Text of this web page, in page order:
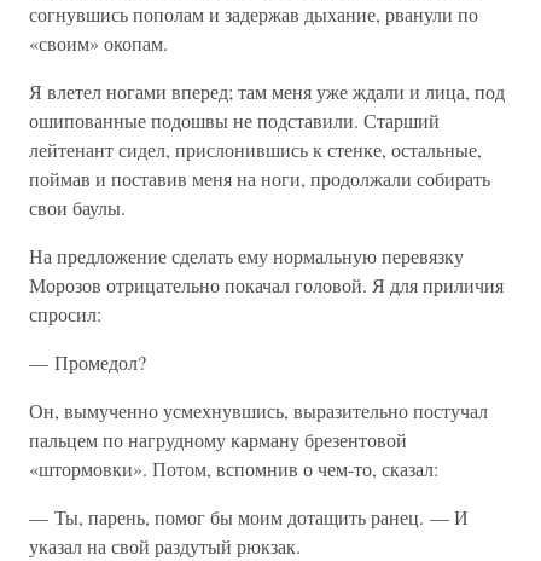
согнувшись пополам и задержав дыхание, рванули по
«своим» окопам.
Я влетел ногами вперед; там меня уже ждали и лица, под
ошипованные подошвы не подставили. Старший
лейтенант сидел, прислонившись к стенке, остальные,
поймав и поставив меня на ноги, продолжали собирать
свои баулы.
На предложение сделать ему нормальную перевязку
Морозов отрицательно покачал головой. Я для приличия
спросил:
— Промедол?
Он, вымученно усмехнувшись, выразительно постучал
пальцем по нагрудному карману брезентовой
«штормовки». Потом, вспомнив о чем-то, сказал:
— Ты, парень, помог бы моим дотащить ранец. — И
указал на свой раздутый рюкзак.